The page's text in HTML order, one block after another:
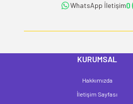
Ürün fiyatı diğer sitelerden daha
WhatsApp İletişim0
KURUMSAL
Hakkımızda
İletişim Sayfası